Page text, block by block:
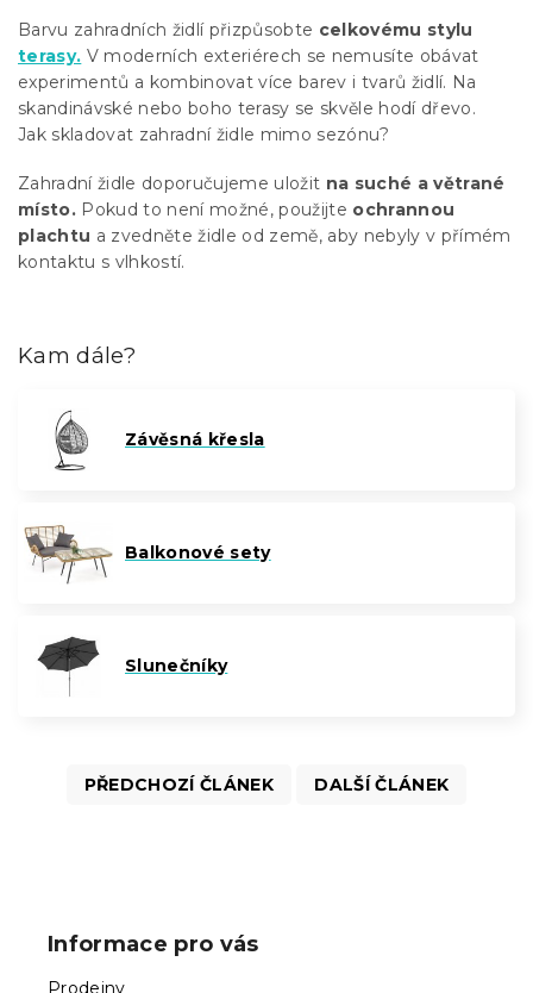
Barvu zahradních židlí přizpůsobte celkovému stylu
terasy. V moderních exteriérech se nemusíte obávat
experimentů a kombinovat více barev i tvarů židlí. Na
skandinávské nebo boho terasy se skvěle hodí dřevo.
Jak skladovat zahradní židle mimo sezónu?
Zahradní židle doporučujeme uložit na suché a větrané
místo. Pokud to není možné, použijte ochrannou
plachtu a zvedněte židle od země, aby nebyly v přímém
kontaktu s vlhkostí.
Kam dále?
Závěsná křesla
Balkonové sety
Slunečníky
PŘEDCHOZÍ ČLÁNEK DALŠÍ ČLÁNEK
Informace pro vás
Prodejny